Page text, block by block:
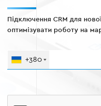
Підключення CRM для
оптимізувати роботу на
+380